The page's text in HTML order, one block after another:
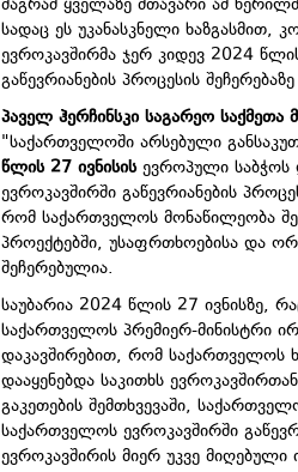
მაგრამ ყველაზე მთავარი ამ
სადაც ეს უკანასკნელი ხაზგასმით,
ევროკავშირმა ჯერ კიდევ 2024
გაწევრიანების პროცესის
პაველ ჰერჩინსკი საგარეო
"საქართველოში არსებული
წლის 27 ივნისისევროპული საბჭოს
ევროკავშირში გაწევრიანების
რომ საქართველოს მონაწილეობა
პროექტებში, უსაფრთხოებისა და
შეჩერებულია.
საუბარია 2024 წლის 27 ივნისზე,
საქართველოს პრემიერ-მინისტრი
დაკავშირებით, რომ
დააყენებდა საკითხს
გაკეთების შემთხვევაში,
საქართველოს ევროკავშირში
ევროკავშირის მიერ უკვე მიღებული